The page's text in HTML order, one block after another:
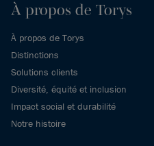
À propos de Torys
À propos de Torys
Distinctions
Solutions clients
Diversité, équité et inclusion
Impact social et durabilité
Notre histoire